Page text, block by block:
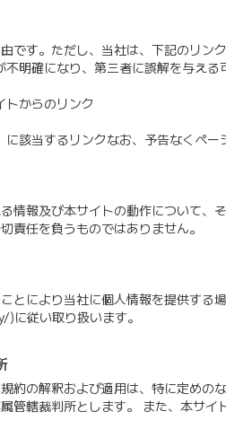
です。ただし、当社は、下記のリン
明確になり、第三者に誤解を与える
からのリンク
該当するリンクなお、予告なくペー
情報及び本サイトの動作について
責任を負うものではありません。
とにより当社に個人情報を提供する
従い取り扱います。
約の解釈および適用は、特に定めの
管轄裁判所とします。 また、本サ